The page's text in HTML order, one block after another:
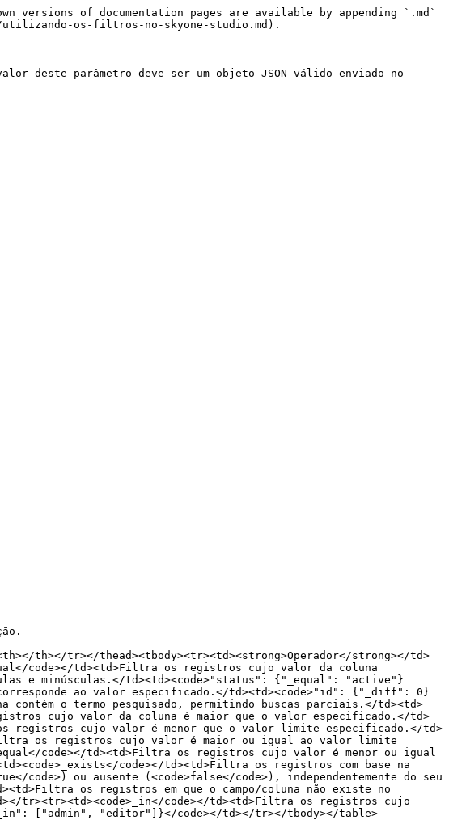
of documentation pages are available by appending `.md`
utilizando-os-filtros-no-skyone-studio.md).
deste parâmetro deve ser um objeto JSON válido enviado no
th></tr></thead><tbody><tr><td><strong>Operador</strong></td>
code></td><td>Filtra os registros cujo valor da coluna
e minúsculas.</td><td><code>"status": {"_equal": "active"}
ao valor especificado.</td><td><code>"id": {"_diff": 0}
o termo pesquisado, permitindo buscas parciais.</td><td>
cujo valor da coluna é maior que o valor especificado.</td>
os registros cujo valor é menor que o valor limite especificado.</td>
os registros cujo valor é maior ou igual ao valor limite
code></td><td>Filtra os registros cujo valor é menor ou igual
code></td><td>Filtra os registros com base na
code>) ou ausente (<code>false</code>), independentemente do seu
os registros em que o campo/coluna não existe no
tr><tr><td><code>_in</code></td><td>Filtra os registros cujo
["admin", "editor"]}</code></td></tr></tbody></table>